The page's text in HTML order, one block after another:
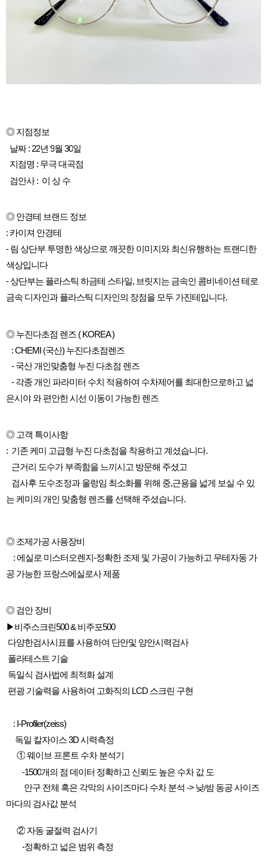
◎ 지점정보
날짜 : 22년 9월 30일
지점명 : 무극대곡점
검안사 : 이 상 수
◎ 안경테 브랜드 정보
: 카이져 안경테
-림 상단부 투명한색상으로 깨끗한 이미지와 최신유행하는 트랜디한
색상입니다
-상단부는 플라스틱 하금테 스타일, 브릿지는 금속인 콤비네이션 테로
금속 디자인과 플라스틱 디자인의 장점을 모두 가진테입니다.
◎ 누진다초점 렌즈 ( KOREA )
: CHEMI (국산) 누진다초점렌즈
-국산 개인맞춤형 누진 다초점 렌즈
-각종 개인 파라미터 수치 적용하여 수차제어를 최대한으로하고 넓
은시야와 편안한시선 이동이 가능한 렌즈
◎ 고객 특이사항
: 기존케미 고급형 누진 다초점을 착용하고 계셨습니다.
근거리 도수가 부족함을 느끼시고 방문해 주셨고
검사후 도수조정과 울렁임 최소화를 위해 중,근용을 넓게 보실 수 있
는케미의 개인 맞춤형 렌즈를선택해 주셨습니다.
◎ 조제가공사용장비
:에실로 미스터오렌지 -정확한 조제 및 가공이 가능하고 무테자동 가
공 가능한 프랑스에실로사제품
◎ 검안 장비
▶비주스크린500 & 비주포500
다양한검사시표를사용하여 단안및 양안시력검사
폴라테스트 기술
독일식 검사법에 최적화 설계
편광 기술력을사용하여 고화직의 LCD 스크린 구현
: I-Profiler(zeiss)
독일 칼자이스3D시력측정
①웨이브 프론트 수차 분석기
-1500개의 점 데이터 정확하고 신뢰도 높은 수차 값 도
안구 전체 혹은 각막의 사이즈마다 수차 분석 -> 낮/밤 동공사이즈
마다의 검사값 분석
② 자동 굴절력 검사기
-정확하고 넓은 범위 측정